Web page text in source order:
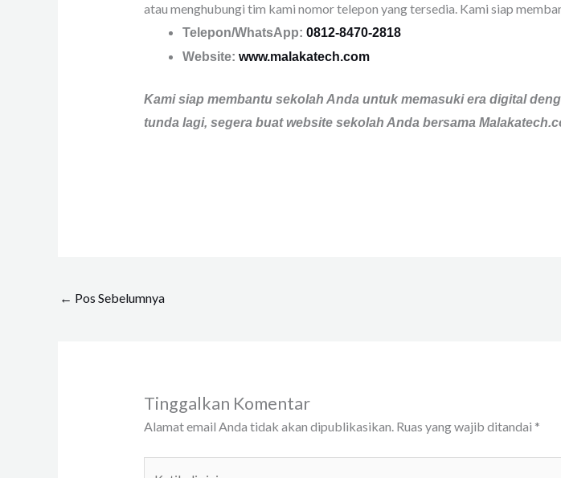
atau menghubungi tim kami nomor telepon yang tersedia. Kami siap
Telepon/WhatsApp: 0812-8470-2818
Website: www.malakatech.com
Kami siap membantu sekolah Anda untuk memasuki era digital
tunda lagi, segera buat website sekolah Anda bersama
← Pos Sebelumnya
Tinggalkan Komentar
Alamat email Anda tidak akan dipublikasikan. Ruas yang wajib ditandai *